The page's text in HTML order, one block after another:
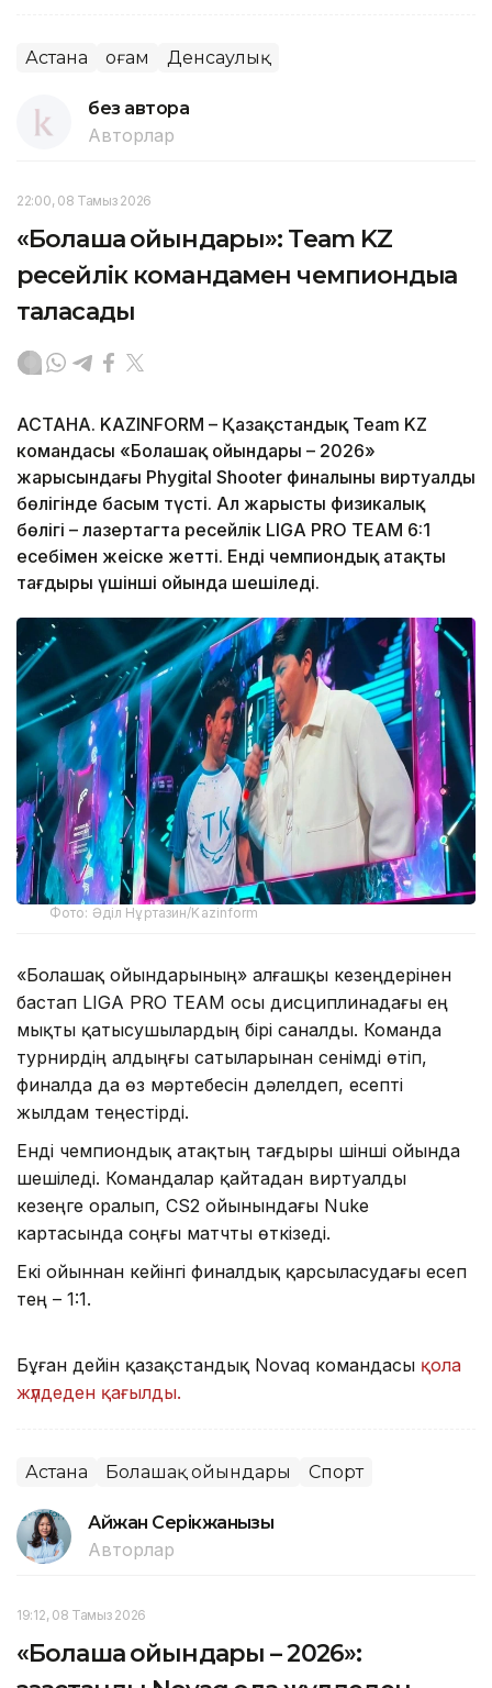
Астана Қоғам Денсаулық
без автора
Авторлар
22:00, 08 Тамыз 2026
«Болашақ ойындары»: Team KZ
ресейлік командамен чемпиондыққа
таласады
АСТАНА. KAZINFORM – Қазақстандық Team KZ
командасы «Болашақ ойындары – 2026»
жарысындағы Phygital Shooter финалының виртуалды
бөлігінде басым түсті. Ал жарыстың физикалық
бөлігі – лазертагта ресейлік LIGA PRO TEAM 6:1
есебімен жеңіске жетті. Енді чемпиондық атақтың
тағдыры үшінші ойында шешіледі.
Фото: Әділ Нұртазин/Kazinform
«Болашақ ойындарының» алғашқы кезеңдерінен
бастап LIGA PRO TEAM осы дисциплинадағы ең
мықты қатысушылардың бірі саналды. Команда
турнирдің алдыңғы сатыларынан сенімді өтіп,
финалда да өз мәртебесін дәлелдеп, есепті
жылдам теңестірді.
Енді чемпиондық атақтың тағдыры үшінші ойында
шешіледі. Командалар қайтадан виртуалды
кезеңге оралып, CS2 ойынындағы Nuke
картасында соңғы матчты өткізеді.
Екі ойыннан кейінгі финалдық қарсыласудағы есеп
тең – 1:1.
Бұған дейін қазақстандық Novaq командасы қола
жүлдеден қағылды.
Астана Болашақ ойындары Спорт
Айжан Серікжанқызы
Авторлар
19:12, 08 Тамыз 2026
«Болашақ ойындары – 2026»: